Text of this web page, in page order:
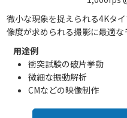
微小な現象を捉えられる4Kタ
像度が求められる撮影に最適な
用途例
衝突試験の破片挙動
微細な振動解析
CMなどの映像制作